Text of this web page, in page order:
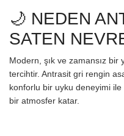
🌙 NEDEN
SATEN
Modern, şık ve zamansız bir
tercihtir. Antrasit gri rengin
konforlu bir uyku deneyimi
bir atmosfer katar.